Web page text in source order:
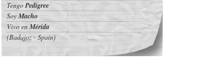
TengoPedigree
SoyMacho
Vivo enMérida
(Badajoz - Spain)